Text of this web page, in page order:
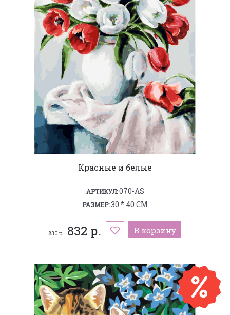
Красные и белые
АРТИКУЛ:070-AS
РАЗМЕР:30 * 40 СМ
830 р. 832 р. В корзину